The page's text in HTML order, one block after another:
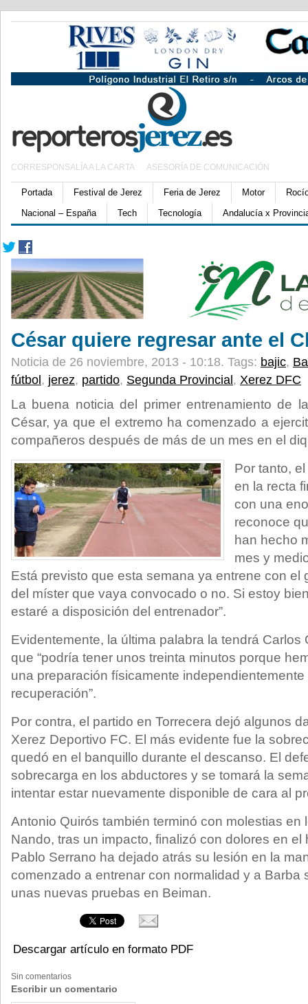
CORRESPONSALÍA A LA CARTA ASESORÍA DE COMUNICACIÓN
Portada Festival de Jerez Feria de Jerez Motor
Nacional – España
Tech Tecnología Andalucía x
César quiere regresar ante el
Noticia de 26 noviembre, 2013 - 10:18. Tags: bajic,
fútbol , jerez, partido, Segunda Provincial , Xerez DFC
La buena noticia del primer entrenamiento de
César, ya que el extremo ha comenzado a
compañeros después de más de un mes en el
Por tanto,
en la recta
con una
reconoce
han hecho
mes y
Está previsto que esta semana ya entrene con el
del míster que vaya convocado o no. Si estoy
estaré a disposición del entrenador”.
Evidentemente, la última palabra la tendrá Carlos
que “podría tener unos treinta minutos porque
una preparación físicamente
recuperación”.
Por contra, el partido en Torrecera dejó algunos
Xerez Deportivo FC. El más evidente fue la
quedó en el banquillo durante el descanso. El
sobrecarga en los abductores y se tomará la
intentar estar nuevamente disponible de cara al
Antonio Quirós también terminó con molestias en
Nando, tras un impacto, finalizó con dolores en el
Pablo Serrano ha dejado atrás su lesión en la
comenzado a entrenar con normalidad y a Barba
unas nuevas pruebas en Beiman.
Descargar artículo en formato PDF
Sin comentarios
Escribir un comentario